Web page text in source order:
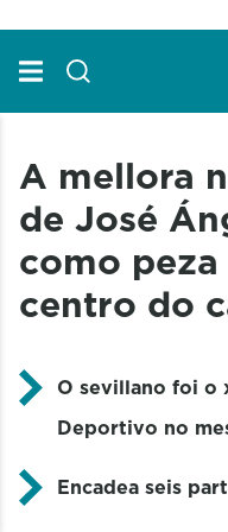
A mellora
de José
como
centro do
O sevillano foi o
Deportivo no
Encadea seis